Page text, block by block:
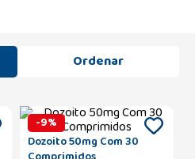
-9%
Dozoito 50mg Com 30